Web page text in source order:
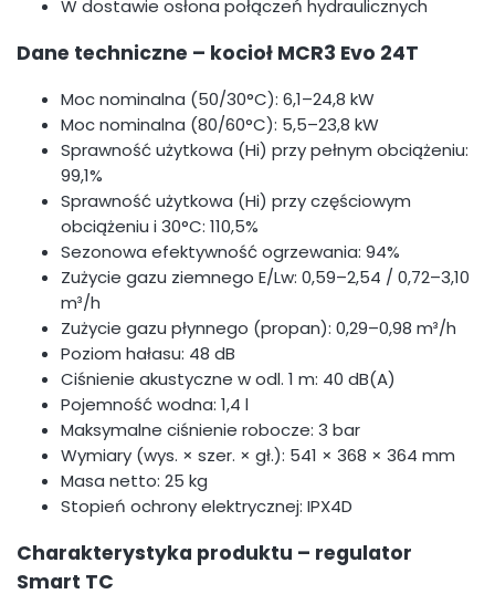
W dostawie osłona połączeń hydraulicznych
Dane techniczne – kocioł MCR3 Evo 24T
Moc nominalna (50/30°C): 6,1–24,8 kW
Moc nominalna (80/60°C): 5,5–23,8 kW
Sprawność użytkowa (Hi) przy pełnym obciążeniu:
99,1%
Sprawność użytkowa (Hi) przy częściowym
obciążeniu i 30°C: 110,5%
Sezonowa efektywność ogrzewania: 94%
Zużycie gazu ziemnego E/Lw: 0,59–2,54 / 0,72–3,10
m³/h
Zużycie gazu płynnego (propan): 0,29–0,98 m³/h
Poziom hałasu: 48 dB
Ciśnienie akustyczne w odl. 1 m: 40 dB(A)
Pojemność wodna: 1,4 l
Maksymalne ciśnienie robocze: 3 bar
Wymiary (wys. × szer. × gł.): 541 × 368 × 364 mm
Masa netto: 25 kg
Stopień ochrony elektrycznej: IPX4D
Charakterystyka produktu – regulator
Smart TC